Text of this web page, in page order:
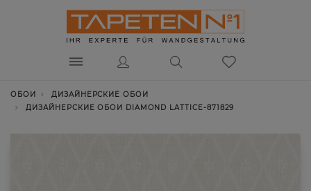
ОБОИ
ДИЗАЙНЕРСКИЕ ОБОИ
ДИЗАЙНЕРСКИЕ ОБОИ DIAMOND LATTICE-871829